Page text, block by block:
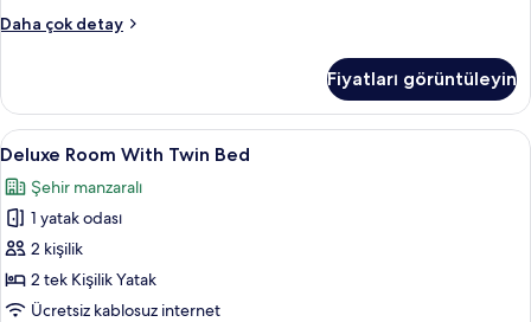
Area
fotoğrafları
görün
Daha çok detay
Club
with
Separate
Sofa
Area
hakkında
daha
fazla
detay
Fiyatları görüntüleyin
Deluxe
Room
With
Twin
Bed
için
tüm
Deluxe Room With Twin Bed |
9
Deluxe Room With Twin Bed
Şehir manzaralı
1 yatak odası
2 kişilik
2 tek Kişilik Yatak
Ücretsiz kablosuz internet